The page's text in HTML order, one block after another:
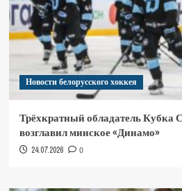
Новости белорусского хоккея
Трёхкратный обладатель Кубка
возглавил минское «Динамо»
24.07.2026 0